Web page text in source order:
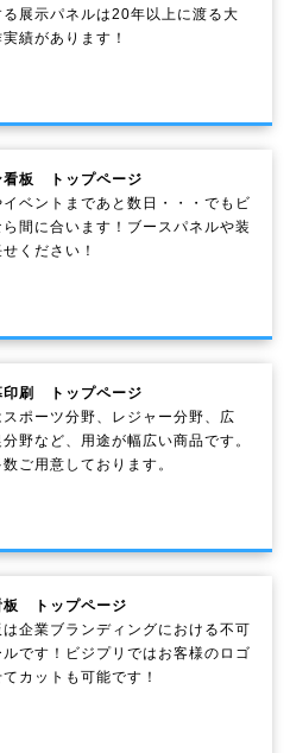
る展示パネルは20年以上に渡る大
績があります！
看板 トップページ
イベントまであと数日・・・でもビ
ら間に合います！ブースパネルや装
ください！
刷 トップページ
スポーツ分野、レジャー分野、広
野など、用途が幅広い商品です。
ご用意しております。
板 トップページ
は企業ブランディングにおける不可
ルです！ビジプリではお客様のロゴ
カットも可能です！